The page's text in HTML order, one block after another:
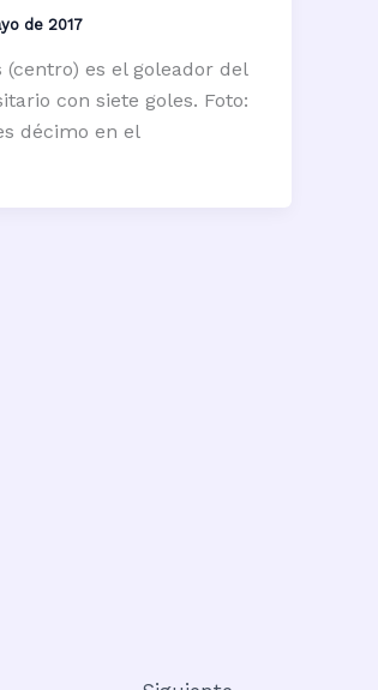
de 2017
(centro) es el goleador del
con siete goles. Foto:
décimo en el